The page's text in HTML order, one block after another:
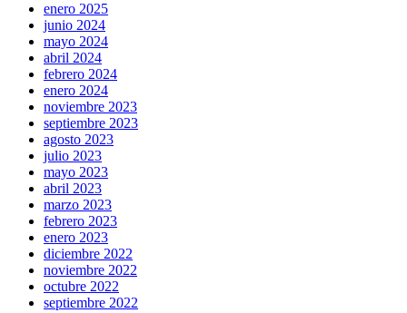
enero 2025
junio 2024
mayo 2024
abril 2024
febrero 2024
enero 2024
noviembre 2023
septiembre 2023
agosto 2023
julio 2023
mayo 2023
abril 2023
marzo 2023
febrero 2023
enero 2023
diciembre 2022
noviembre 2022
octubre 2022
septiembre 2022